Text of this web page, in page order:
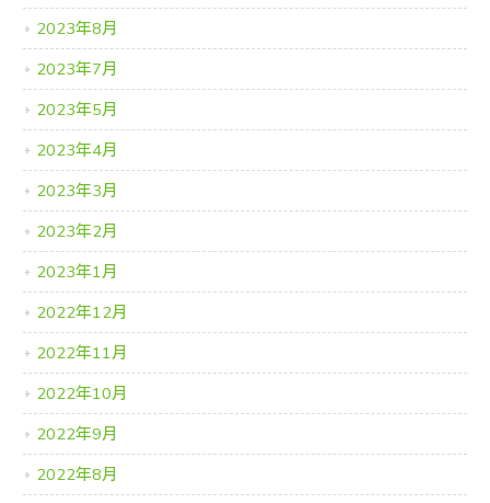
2023年8月
2023年7月
2023年5月
2023年4月
2023年3月
2023年2月
2023年1月
2022年12月
2022年11月
2022年10月
2022年9月
2022年8月